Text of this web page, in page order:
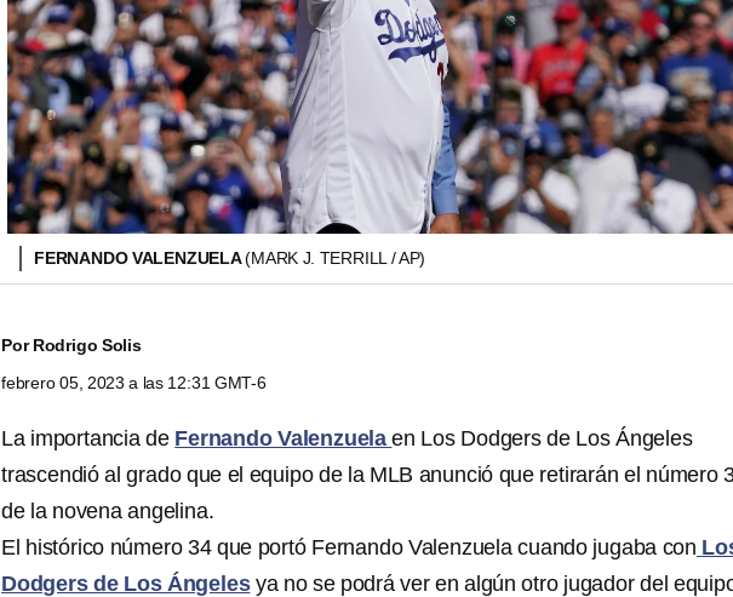
FERNANDO VALENZUELA(MARK J. TERRILL / AP)
PorRodrigo Solis
febrero 05, 2023 a las 12:31 GMT-6
La importancia de Fernando Valenzuelaen Los Dodgers de Los Ángeles
trascendió al grado que el equipo de la MLB anunció que retirarán el número
de la novena angelina.
El histórico número 34 que portó Fernando Valenzuela cuando jugaba con
Dodgers de Los Ángelesya no se podrá ver en algún otro jugador del